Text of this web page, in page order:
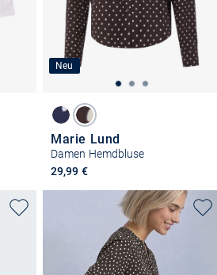
Neu
Marie Lund
Damen Hemdbluse
29,99 €